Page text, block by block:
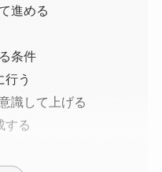
進める
条件
行う
識して上げる
する